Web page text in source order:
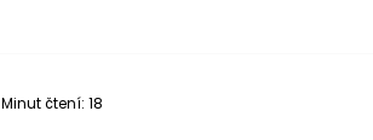
Minut čtení: 18